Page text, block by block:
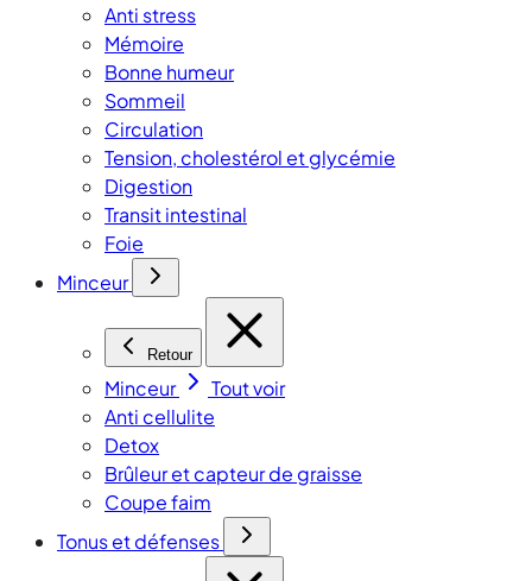
Anti stress
Mémoire
Bonne humeur
Sommeil
Circulation
Tension, cholestérol et glycémie
Digestion
Transit intestinal
Foie
Minceur
Retour
Minceur
Tout voir
Anti cellulite
Detox
Brûleur et capteur de graisse
Coupe faim
Tonus et défenses